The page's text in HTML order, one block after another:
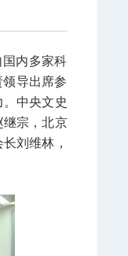
内多家科
导出席参
中央文史
继宗，北京
刘维林，